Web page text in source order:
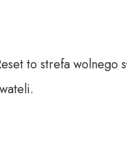
to strefa wolnego